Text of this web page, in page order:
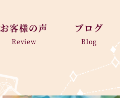
お客様の声
Review
ブログ
Blog